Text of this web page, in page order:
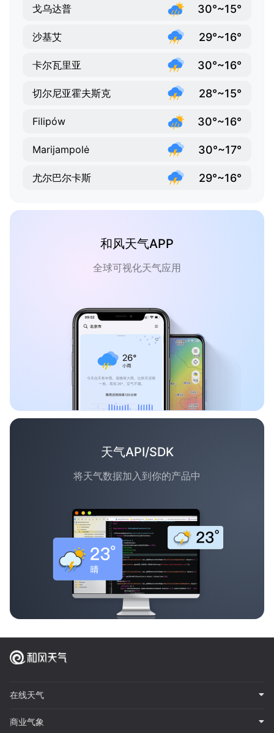
戈乌达普 30°~15°
沙基艾 29°~16°
卡尔瓦里亚 30°~16°
切尔尼亚霍夫斯克 28°~15°
Filipów 30°~16°
Marijampolė 30°~17°
尤尔巴尔卡斯 29°~16°
和风天气APP
全球可视化天气应用
天气API/SDK
将天气数据加入到你的产品中
在线天气
商业气象